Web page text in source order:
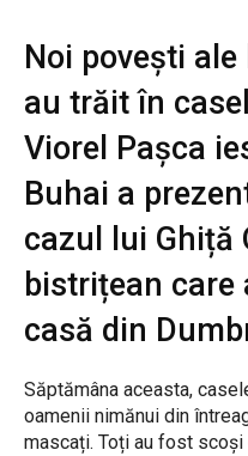
Noi povești
au trăit în
Viorel Pașca
Buhai a
cazul lui Ghiță
bistrițean
casă din
Săptămâna aceasta,
oamenii nimănui din
mascați. Toți au fost